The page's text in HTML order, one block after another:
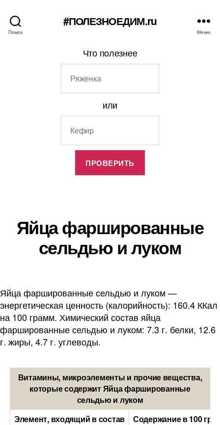
Поиск
#ПОЛЕЗНОЕДИМ.ru
Меню
Что полезнее
или
Яйца фаршированные
сельдью и луком
Яйца фаршированные сельдью и луком —
энергетическая ценность (калорийность): 160.4 ККал
на 100 грамм. Химический состав яйца
фаршированные сельдью и луком: 7.3 г. белки, 12.6
г. жиры, 4.7 г. углеводы.
Витамины, микроэлементы и прочие вещества,
которые содержит Яйца фаршированные
сельдью и луком
Элемент, входящий в состав
Содержание в 100